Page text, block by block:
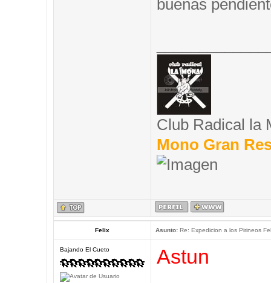
buenas
Club Radical la
Mono Gran
Felix Asunto:Re: Expedicion a los Pirineos
Bajando El Cueto Astun